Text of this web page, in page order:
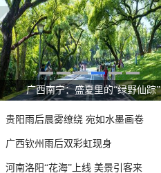
广西南宁：盛夏里的“绿野仙踪”
贵阳雨后晨雾缭绕 宛如水墨画卷
广西钦州雨后双彩虹现身
河南洛阳“花海”上线 美景引客来